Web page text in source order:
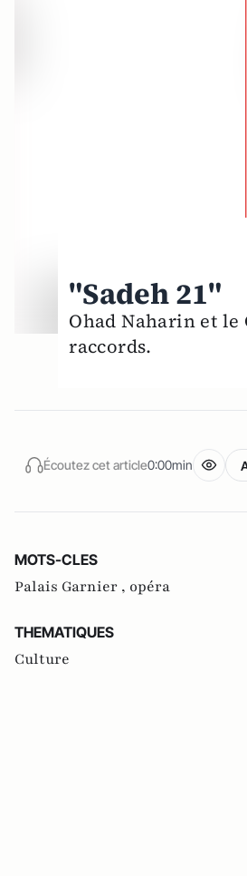
"Sadeh 21"
Ohad Naharin et le
raccords.
Écoutez cet article0:00min
MOTS-CLES
Palais Garnier , opéra
THEMATIQUES
Culture